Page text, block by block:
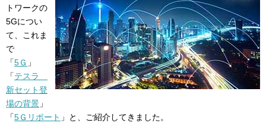
トワークの
5Gについ
て、これま
で
「5Ｇ 」
「テスラ
新セット登
場の背景 」
「5Ｇリポート 」と、ご紹介してきました。